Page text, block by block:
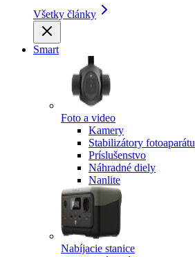
Všetky články
Smart
Foto a video
Kamery
Stabilizátory fotoaparátu
Príslušenstvo
Náhradné diely
Nanlite
Nabíjacie stanice